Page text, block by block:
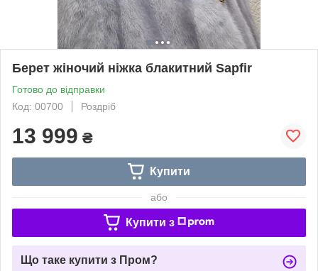
Берет жіночий ніжка блакитний Sapfir
Готово до відправки
Код: 00700
Роздріб
13 999 ₴
Купити
або
Купити з
Що таке купити з Пром?